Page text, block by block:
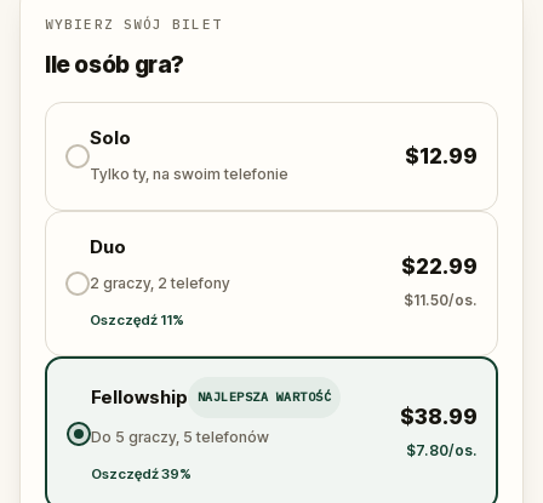
WYBIERZ SWÓJ BILET
Ile osób gra?
Solo
Tylko ty, na swoim telefonie
$12.99
Duo
2 graczy, 2 telefony
Oszczędź 11%
$22.99
$11.50/os.
Fellowship NAJLEPSZA WARTOŚĆ
Do 5 graczy, 5 telefonów
Oszczędź 39%
$38.99
$7.80/os.